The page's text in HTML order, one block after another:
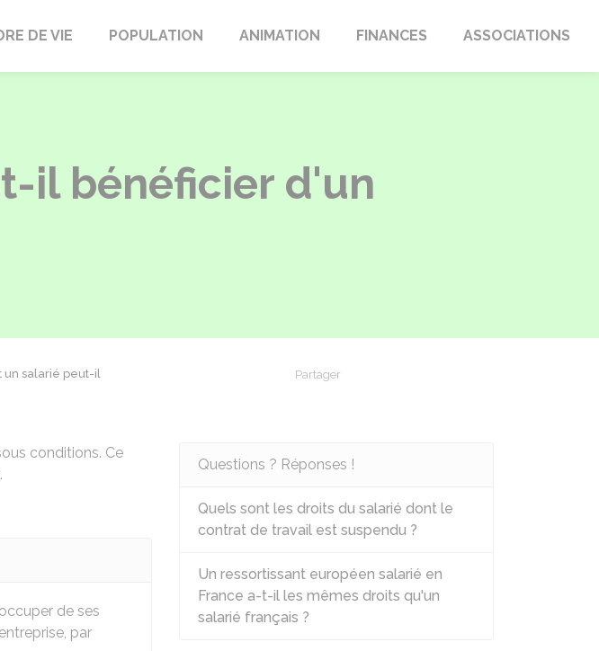
DE VIE POPULATION ANIMATION FINANCES ASSOCIATIONS
il bénéficier d'un
un salarié peut-il
Partager
conditions. Ce
de ses
par
Questions ? Réponses !
Quels sont les droits du salarié dont le
contrat de travail est suspendu ?
Un ressortissant européen salarié en
France a-t-il les mêmes droits qu'un
salarié français ?